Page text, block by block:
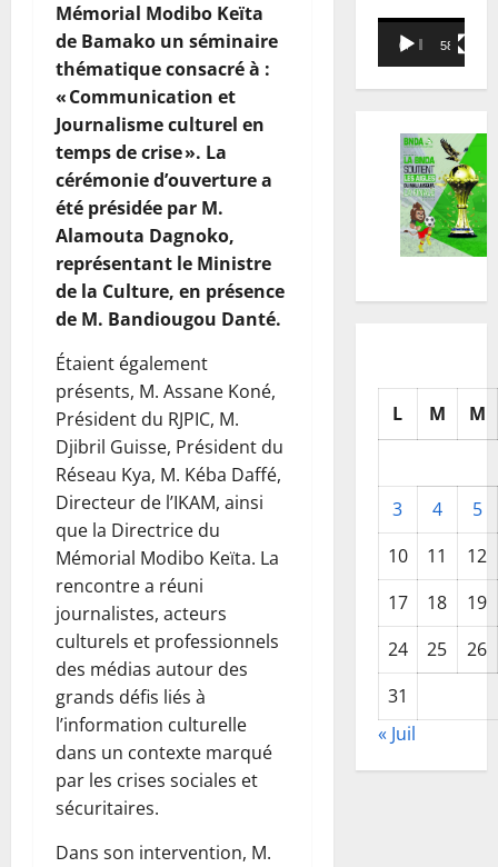
Mémorial Modibo Keïta
de Bamako un séminaire
thématique consacré à :
« Communication et
Journalisme culturel en
temps de crise ». La
cérémonie d’ouverture a
été présidée par M.
Alamouta Dagnoko,
représentant le Ministre
de la Culture, en présence
de M. Bandiougou Danté.
Étaient également
présents, M. Assane Koné,
Président du RJPIC, M.
Djibril Guisse, Président du
Réseau Kya, M. Kéba Daffé,
Directeur de l’IKAM, ainsi
que la Directrice du
Mémorial Modibo Keïta. La
rencontre a réuni
journalistes, acteurs
culturels et professionnels
des médias autour des
grands défis liés à
l’information culturelle
dans un contexte marqué
par les crises sociales et
sécuritaires.
Dans son intervention, M.
Lecteur
vidéo
00:00 58:18
L M M
3 4
5
10
11
12
17
18
19
24
25
26
31
« Juil